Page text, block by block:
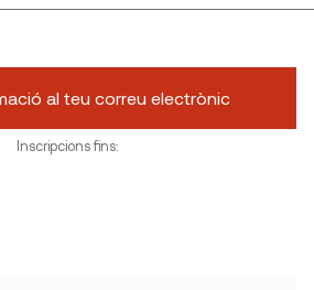
al teu correu electrònic
Inscripcions fins: